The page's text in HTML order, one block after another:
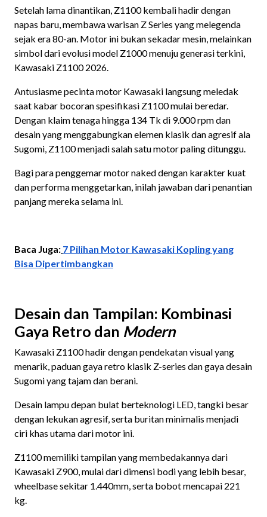
Setelah lama dinantikan, Z1100 kembali hadir dengan
napas baru, membawa warisan Z Series yang melegenda
sejak era 80-an. Motor ini bukan sekadar mesin, melainkan
simbol dari evolusi model Z1000 menuju generasi terkini,
Kawasaki Z1100 2026.
Antusiasme pecinta motor Kawasaki langsung meledak
saat kabar bocoran spesifikasi Z1100 mulai beredar.
Dengan klaim tenaga hingga 134 Tk di 9.000 rpm dan
desain yang menggabungkan elemen klasik dan agresif ala
Sugomi, Z1100 menjadi salah satu motor paling ditunggu.
Bagi para penggemar motor naked dengan karakter kuat
dan performa menggetarkan, inilah jawaban dari penantian
panjang mereka selama ini.
Baca Juga: 7 Pilihan Motor Kawasaki Kopling yang
Bisa Dipertimbangkan
Desain dan Tampilan: Kombinasi
Gaya Retro dan Modern
Kawasaki Z1100 hadir dengan pendekatan visual yang
menarik, paduan gaya retro klasik Z-series dan gaya desain
Sugomi yang tajam dan berani.
Desain lampu depan bulat berteknologi LED, tangki besar
dengan lekukan agresif, serta buritan minimalis menjadi
ciri khas utama dari motor ini.
Z1100 memiliki tampilan yang membedakannya dari
Kawasaki Z900, mulai dari dimensi bodi yang lebih besar,
wheelbase sekitar 1.440mm, serta bobot mencapai 221
kg.